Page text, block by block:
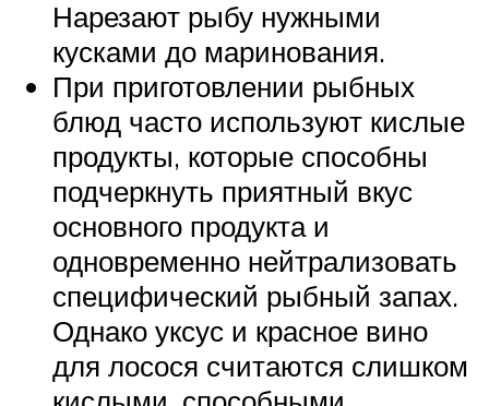
Нарезают рыбу нужными
кусками до маринования.
При приготовлении рыбных
блюд часто используют кислые
продукты, которые способны
подчеркнуть приятный вкус
основного продукта и
одновременно нейтрализовать
специфический рыбный запах.
Однако уксус и красное вино
для лосося считаются слишком